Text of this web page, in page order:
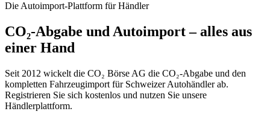
Die Autoimport-Plattform für Händler
CO₂-Abgabe und Autoimport – alles aus
einer Hand
Seit 2012 wickelt die CO₂ Börse AG die CO₂-Abgabe und den
kompletten Fahrzeugimport für Schweizer Autohändler ab.
Registrieren Sie sich kostenlos und nutzen Sie unsere
Händlerplattform.